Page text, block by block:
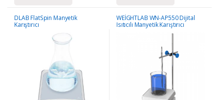
DLAB FlatSpin Manyetik
Karıştırıcı
WEİGHTLAB WN-AP550 Dijital
Isıtıcılı Manyetik Karıştırıcı